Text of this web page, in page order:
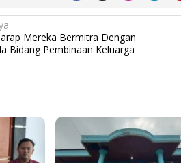
Mereka Bermitra Dengan
Bidang Pembinaan Keluarga